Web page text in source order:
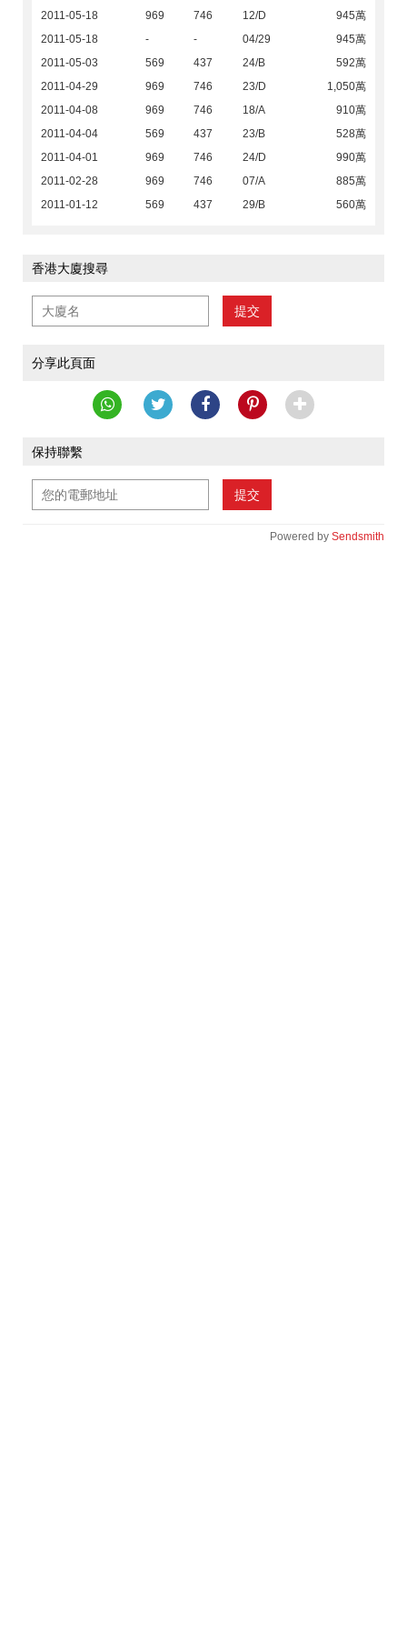
2011-05-18
969 746 12/D
945萬
2011-05-18
- - 04/29
945萬
2011-05-03
569 437 24/B
592萬
2011-04-29
969 746 23/D
1,050萬
2011-04-08
969 746 18/A
910萬
2011-04-04
569 437 23/B
528萬
2011-04-01
969 746 24/D
990萬
2011-02-28
969 746 07/A
885萬
2011-01-12
569 437 29/B 560萬
香港大廈搜尋
提交
分享此頁面
保持聯繫
提交
Powered by Sendsmith